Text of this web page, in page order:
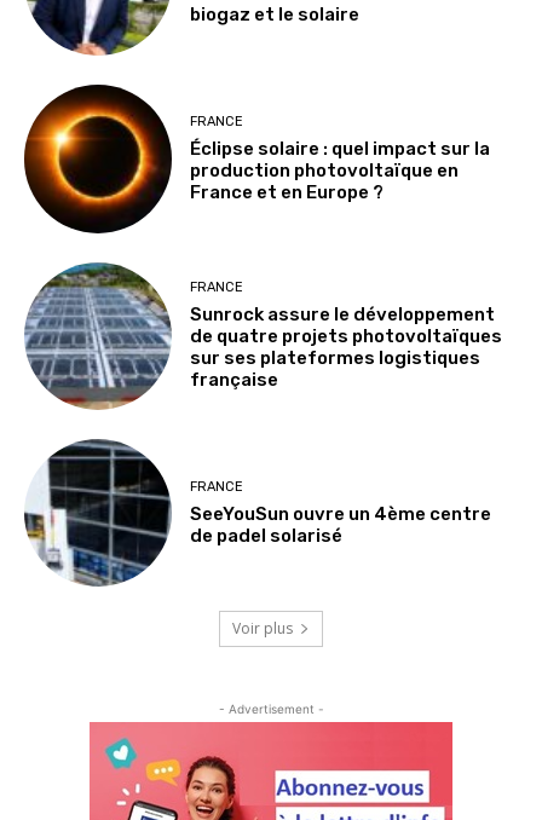
biogaz et le solaire
FRANCE
Éclipse solaire : quel impact sur la
production photovoltaïque en
France et en Europe ?
FRANCE
Sunrock assure le développement
de quatre projets photovoltaïques
sur ses plateformes logistiques
française
FRANCE
SeeYouSun ouvre un 4ème centre
de padel solarisé
Voir plus
- Advertisement -